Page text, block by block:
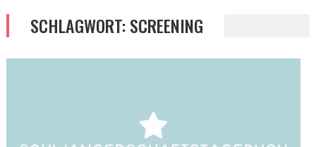
SCHLAGWORT:SCREENING